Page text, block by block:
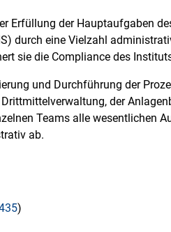
Erfüllung der Hauptaufgaben
durch eine Vielzahl
sie die Compliance des
und Durchführung der
der
Teams alle wesentlichen
ab.
)